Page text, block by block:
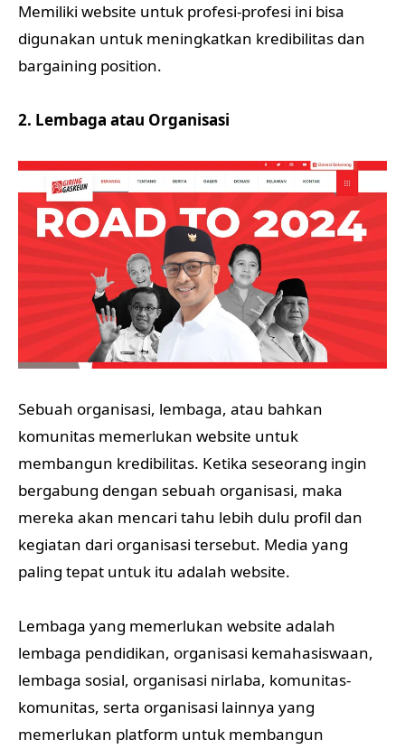
Memiliki website untuk profesi-profesi ini bisa
digunakan untuk meningkatkan kredibilitas dan
bargaining position.
2. Lembaga atau Organisasi
Sebuah organisasi, lembaga, atau bahkan
komunitas memerlukan website untuk
membangun kredibilitas. Ketika seseorang ingin
bergabung dengan sebuah organisasi, maka
mereka akan mencari tahu lebih dulu profil dan
kegiatan dari organisasi tersebut. Media yang
paling tepat untuk itu adalah website.
Lembaga yang memerlukan website adalah
lembaga pendidikan, organisasi kemahasiswaan,
lembaga sosial, organisasi nirlaba, komunitas-
komunitas, serta organisasi lainnya yang
memerlukan platform untuk membangun